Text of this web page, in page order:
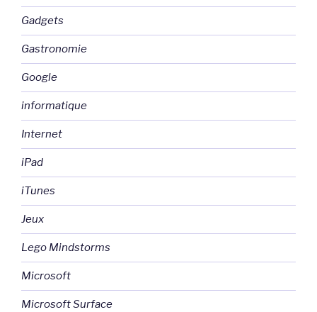
Gadgets
Gastronomie
Google
informatique
Internet
iPad
iTunes
Jeux
Lego Mindstorms
Microsoft
Microsoft Surface